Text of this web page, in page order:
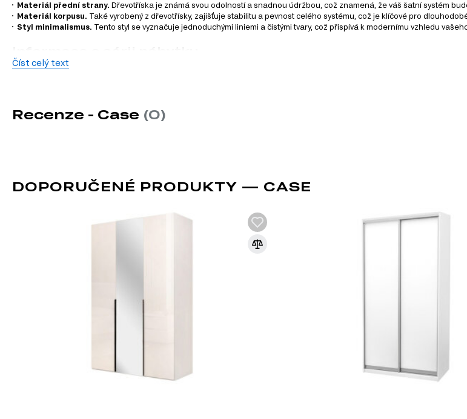
Materiál přední strany. Dřevotříska je známá svou odolností a snadnou údržbou, což znamená, že váš šatní systém
Materiál korpusu. Také vyrobený z dřevotřísky, zajišťuje stabilitu a pevnost celého systému, což je klíčové pro
Styl minimalismus. Tento styl se vyznačuje jednoduchými liniemi a čistými tvary, což přispívá k modernímu vzhledu
Výhody DTD:
Různorodost designů:
STYL MINIMALISMUS
Číst celý text
Recenze - Case (0)
DOPORUČENÉ PRODUKTY — CASE